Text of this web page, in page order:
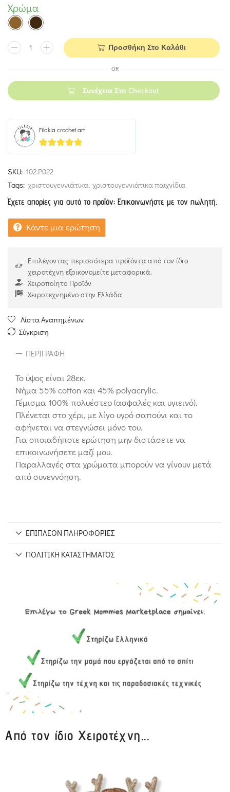
Χρώμα
Προσθήκη Στο Καλάθι
OR
Συνέχεια Στο Checkout
Filakia crochet art
5out of 5
SKU: 102.P022
Tags: χριστουγεννιάτικα, χριστουγεννιάτικα παιχνίδια
Έχετε απορίες για αυτό το προϊόν; Επικοινωνήστε με τον πωλητή.
Κάντε μια ερώτηση
Επιλέγοντας περισσότερα προϊόντα από τον ίδιο
χειροτέχνη εξοικονομείτε μεταφορικά.
Χειροποίητο Προϊόν
Χειροτεχνημένο στην Ελλάδα
Λίστα Αγαπημένων
Σύγκριση
ΠΕΡΙΓΡΑΦΉ
Το ύψος είναι 28εκ.
Νήμα 55% cotton και 45% polyacrylic.
Γέμισμα 100% πολυέστερ (ασφαλές και υγιεινό).
Πλένεται στο χέρι, με λίγο υγρό σαπούνι και το
αφήνεται να στεγνώσει μόνο του.
Για οποιαδήποτε ερώτηση μην διστάσετε να
επικοινωνήσετε μαζί μου.
Παραλλαγές στα χρώματα μπορούν να γίνουν μετά
από συνεννόηση.
ΕΠΙΠΛΈΟΝ ΠΛΗΡΟΦΟΡΊΕΣ
ΠΟΛΙΤΙΚΉ ΚΑΤΑΣΤΉΜΑΤΟΣ
Από τον ίδιο Χειροτέχνη...